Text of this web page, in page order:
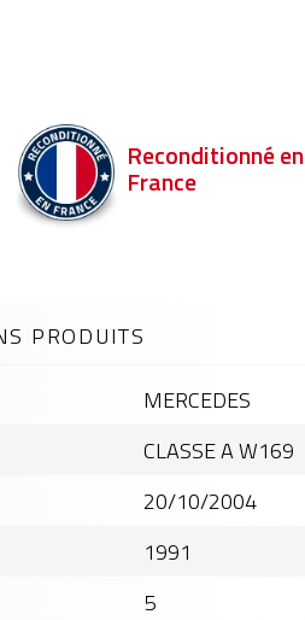
Reconditionné en
France
MERCEDES
CLASSE A W169
20/10/2004
1991
5
PRODUITS